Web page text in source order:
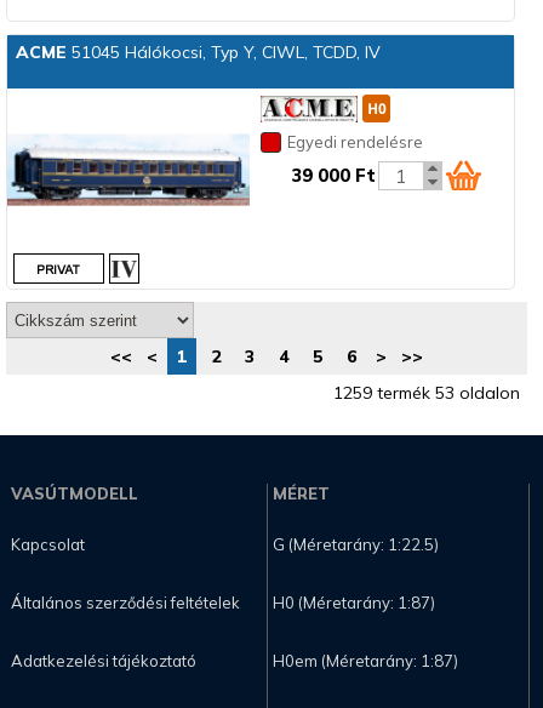
ACME 51045 Hálókocsi, Typ Y, CIWL, TCDD, IV
Egyedi rendelésre
39 000 Ft
<< < 1 2 3 4 5 6 >
>>
1259 termék 53 oldalon
VASÚTMODELL
Kapcsolat
Általános szerződési feltételek
Adatkezelési tájékoztató
MÉRET
G (Méretarány: 1:22.5)
H0 (Méretarány: 1:87)
H0em (Méretarány: 1:87)